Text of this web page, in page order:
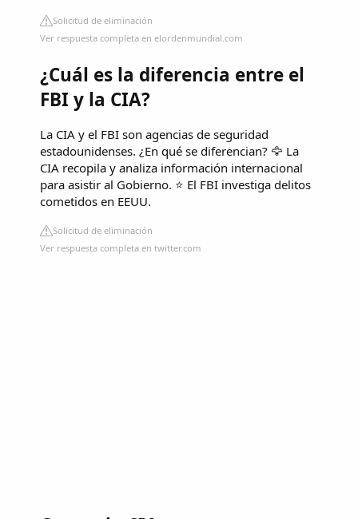
Solicitud de eliminación
Ver respuesta completa en elordenmundial.com
¿Cuál es la diferencia entre el
FBI y la CIA?
La CIA y el FBI son agencias de seguridad
estadounidenses. ¿En qué se diferencian? 🦅 La
CIA recopila y analiza información internacional
para asistir al Gobierno. ⭐ El FBI investiga delitos
cometidos en EEUU.
Solicitud de eliminación
Ver respuesta completa en twitter.com